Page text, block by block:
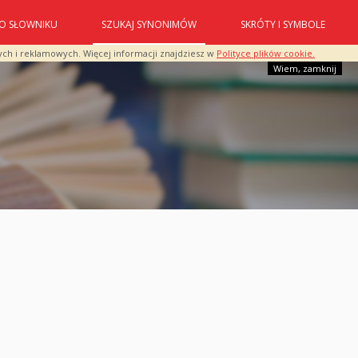
i reklamowych. Więcej informacji znajdziesz w Polityce plików cookie.
Wiem, zamknij
O SŁOWNIKU SZUKAJ SYNONIMÓW SKRÓTY I SYMBOLE